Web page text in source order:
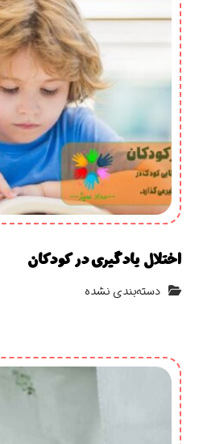
اختلال یادگیری در کودکان
دسته‌بندی نشده